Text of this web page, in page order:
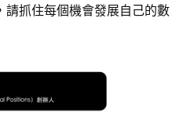
請抓住每個機會發展自己的數